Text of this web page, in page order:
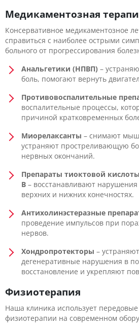
Медикаментозная
Консервативное медикаментозное
справиться с наиболее острыми
больного от прогрессирования
Анальгетики (НПВП) –
боль, помогают вернуть
Противовоспалительные
воспалительные процессы,
причиной кратковременных
Миорелаксанты – снимают
устраняют простреливающую
нервных окончаний.
Препараты тиоктовой
В – восстанавливают нарушения
верхних и нижних конечностях.
Антихолинэстеразные
проведение импульсов при
нервов.
Хондропротекторы –
дегенеративные нарушения в
восстановление и укрепляют
Физиотерапия
Наша клиника использует
физиотерапии на современном